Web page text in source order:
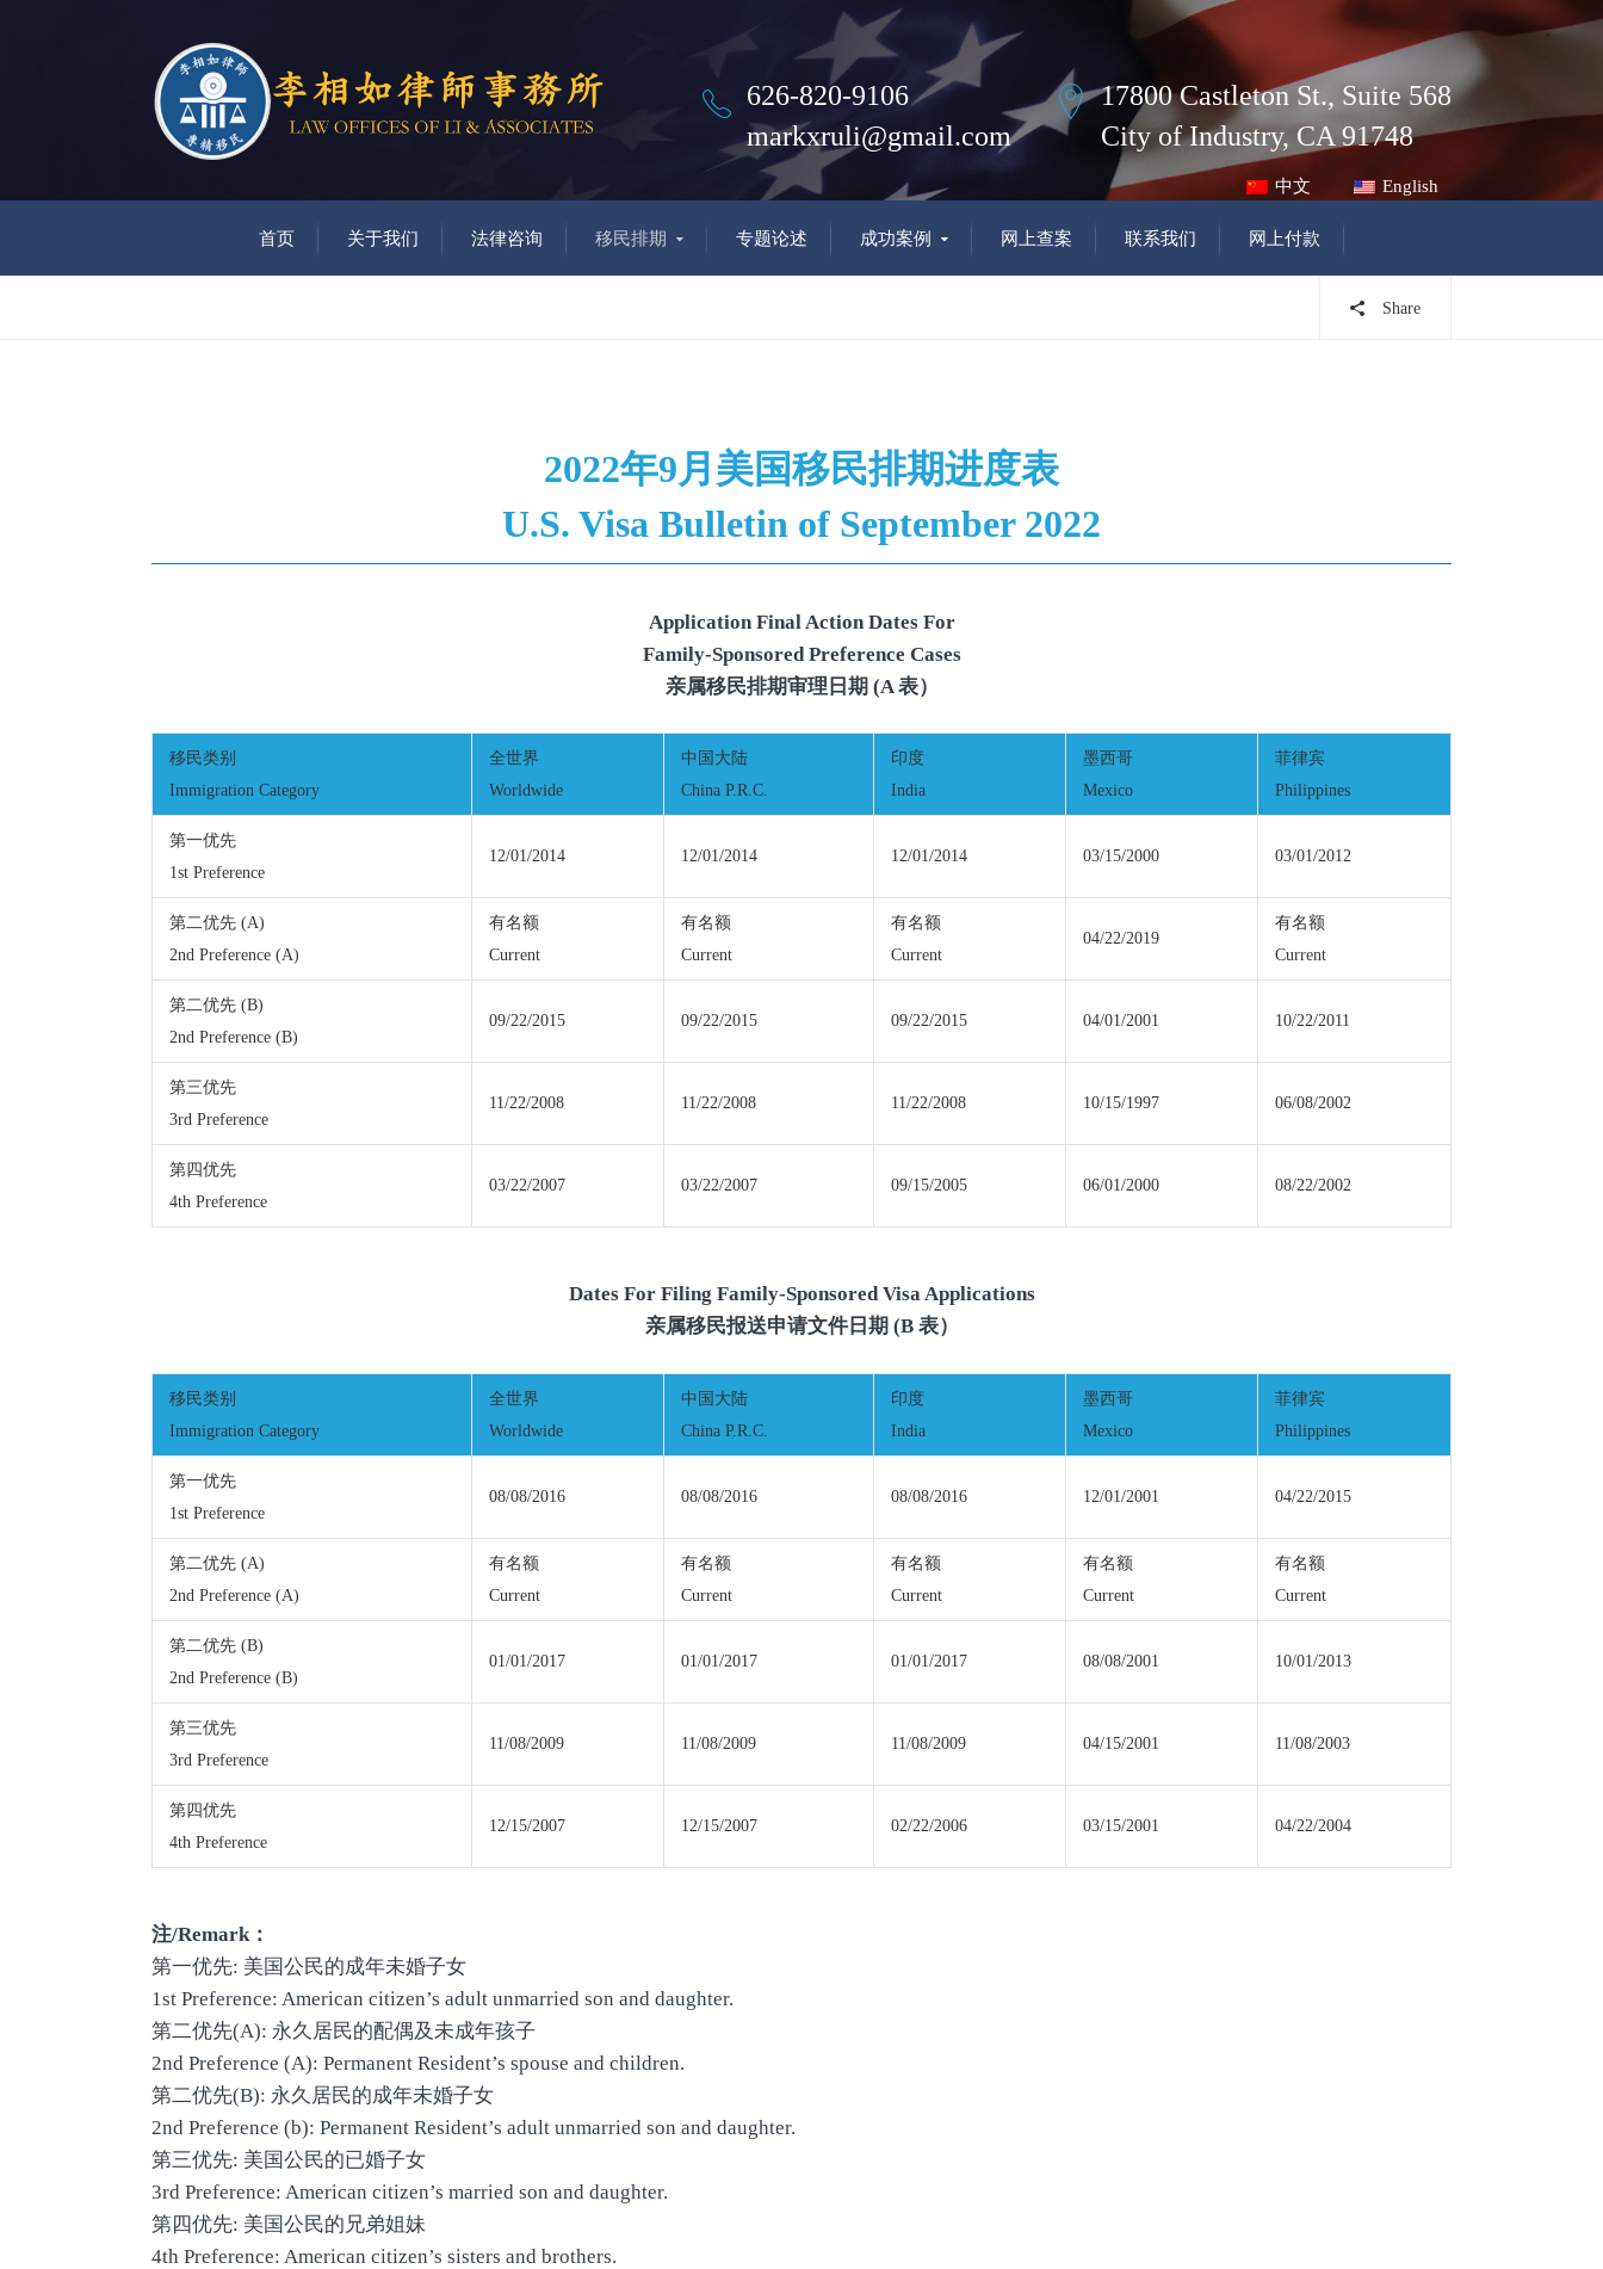
17800 Castleton St., Suite 568
City of Industry, CA 91748
626-820-9106
markxruli@gmail.com
中文 English
首页 关于我们 法律咨询 移民排期 专题论述 成功案例 网上查案 联系我们 网上付款
Share
2022年9月美国移民排期进度表
U.S. Visa Bulletin of September 2022
Application Final Action Dates For
Family-Sponsored Preference Cases
亲属移民排期审理日期 (A 表）
移民类别
Immigration Category
全世界
Worldwide
中国大陆
China P.R.C.
印度
India
墨西哥
Mexico
菲律宾
Philippines
第一优先
1st Preference
12/01/2014 12/01/2014 12/01/2014 03/15/2000 03/01/2012
第二优先 (A)
2nd Preference (A)
有名额
Current
有名额
Current
有名额
Current
04/22/2019
有名额
Current
第二优先 (B)
2nd Preference (B)
09/22/2015 09/22/2015 09/22/2015 04/01/2001 10/22/2011
第三优先
3rd Preference
11/22/2008 11/22/2008 11/22/2008 10/15/1997 06/08/2002
第四优先
4th Preference
03/22/2007 03/22/2007 09/15/2005 06/01/2000 08/22/2002
Dates For Filing Family-Sponsored Visa Applications
亲属移民报送申请文件日期 (B 表）
移民类别
Immigration Category
全世界
Worldwide
中国大陆
China P.R.C.
印度
India
墨西哥
Mexico
菲律宾
Philippines
第一优先
1st Preference
08/08/2016 08/08/2016 08/08/2016 12/01/2001 04/22/2015
第二优先 (A)
2nd Preference (A)
有名额
Current
有名额
Current
有名额
Current
有名额
Current
有名额
Current
第二优先 (B)
2nd Preference (B)
01/01/2017 01/01/2017 01/01/2017 08/08/2001 10/01/2013
第三优先
3rd Preference
11/08/2009 11/08/2009 11/08/2009 04/15/2001 11/08/2003
第四优先
4th Preference
12/15/2007 12/15/2007 02/22/2006 03/15/2001 04/22/2004
注/Remark：
第一优先: 美国公民的成年未婚子女
1st Preference: American citizen’s adult unmarried son and daughter.
第二优先(A): 永久居民的配偶及未成年孩子
2nd Preference (A): Permanent Resident’s spouse and children.
第二优先(B): 永久居民的成年未婚子女
2nd Preference (b): Permanent Resident’s adult unmarried son and daughter.
第三优先: 美国公民的已婚子女
3rd Preference: American citizen’s married son and daughter.
第四优先: 美国公民的兄弟姐妹
4th Preference: American citizen’s sisters and brothers.